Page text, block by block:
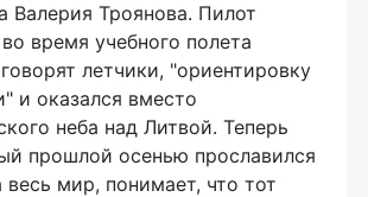
Валерия Троянова. Пилот
время учебного полета
летчики, "ориентировку
и оказался вместо
неба над Литвой. Теперь
прошлой осенью прославился
весь мир, понимает, что тот